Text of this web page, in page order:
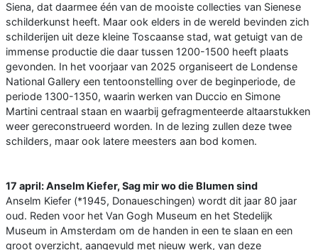
Siena, dat daarmee één van de mooiste collecties van Sienese
schilderkunst heeft. Maar ook elders in de wereld bevinden zich
schilderijen uit deze kleine Toscaanse stad, wat getuigt van de
immense productie die daar tussen 1200-1500 heeft plaats
gevonden. In het voorjaar van 2025 organiseert de Londense
National Gallery een tentoonstelling over de beginperiode, de
periode 1300-1350, waarin werken van Duccio en Simone
Martini centraal staan en waarbij gefragmenteerde altaarstukken
weer gereconstrueerd worden. In de lezing zullen deze twee
schilders, maar ook latere meesters aan bod komen.
17 april: Anselm Kiefer, Sag mir wo die Blumen sind
Anselm Kiefer (*1945, Donaueschingen) wordt dit jaar 80 jaar
oud. Reden voor het Van Gogh Museum en het Stedelijk
Museum in Amsterdam om de handen in een te slaan en een
groot overzicht, aangevuld met nieuw werk, van deze